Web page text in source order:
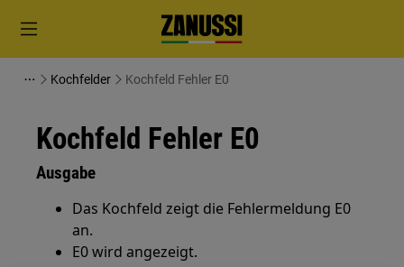
Kochfelder Kochfeld Fehler E0
Kochfeld Fehler E0
Ausgabe
Das Kochfeld zeigt die Fehlermeldung E0
an.
E0 wird angezeigt.